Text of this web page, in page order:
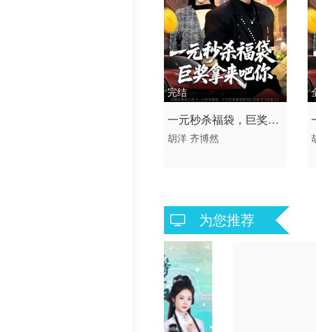
完结
2026 / 中国大陆 / 普通话
短剧
一元秒杀福袋，巨奖拿
来吧你
胡洋 齐博然
为您推荐